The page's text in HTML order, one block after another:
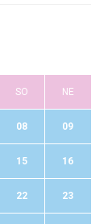
SO NE
08 09
15 16
22 23